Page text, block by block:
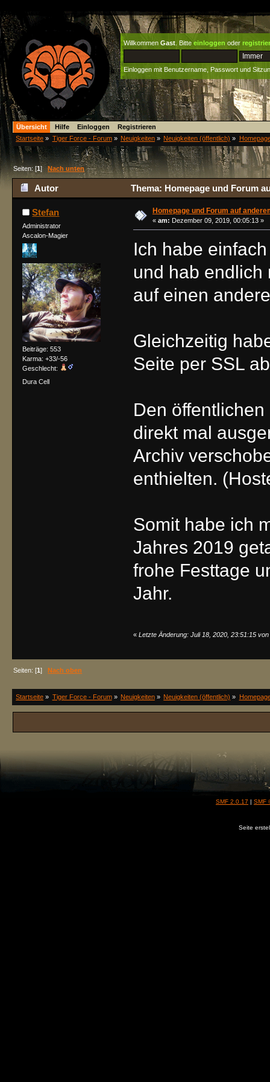
Willkommen Gast . Bitte einloggen oder
Einloggen mit Benutzername, Passwort und
Übersicht Hilfe Einloggen
Registrieren
Startseite » Tiger Force - Forum» Neuigkeiten» Neuigkeiten (öffentlich) »
Seiten: [1]Nach unten
Autor Thema: Homepage und Forum
Stefan
Administrator
Ascalon-Magier
Beiträge: 553
Karma: +33/-56
Geschlecht:
Dura Cell
Homepage und Forum auf
« am: Dezember 09, 2019, 00:05:13 »
Ich habe
und hab endlich
auf einen
Gleichzeitig
Seite per SSL
Den
direkt mal
Archiv
enthielten.
Somit habe ich
Jahres 2019
frohe Festtage
Jahr.
« Letzte Änderung: Juli 18, 2020, 23:51:15 von
Seiten: [1]Nach oben
Startseite » Tiger Force - Forum» Neuigkeiten» Neuigkeiten (öffentlich) »
SMF 2.0.17 | SMF
Seite